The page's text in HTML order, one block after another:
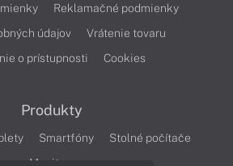
Reklamačné podmienky
údajov
Vrátenie tovaru
o prístupnosti
Cookies
Produkty
Smartfóny
Stolné počítače
Monitory